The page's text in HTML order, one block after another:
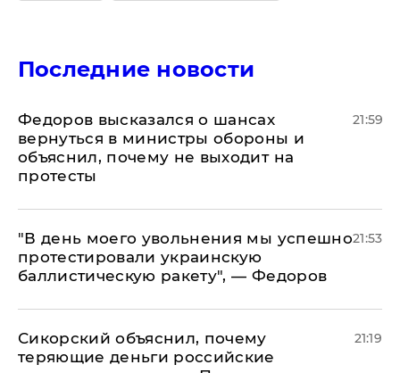
Последние новости
Федоров высказался о шансах
вернуться в министры обороны и
объяснил, почему не выходит на
протесты
21:59
​"В день моего увольнения мы успешно
протестировали украинскую
баллистическую ракету", — Федоров
21:53
Сикорский объяснил, почему
теряющие деньги российские
21:19